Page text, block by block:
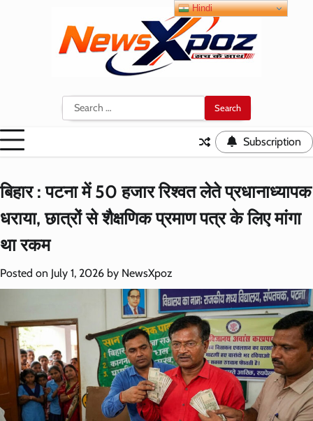
Search
for:
Subscription
बिहार : पटना में 50 हजार रिश्वत लेते प्रधानाध्यापक
धराया, छात्रों से शैक्षणिक प्रमाण पत्र के लिए मांगा
था रकम
Posted on July 1, 2026 by NewsXpoz
Hindi